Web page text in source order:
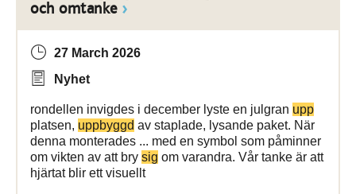
och omtanke
27 March 2026
Nyhet
rondellen invigdes i december lyste en julgran upp
platsen, uppbyggd av staplade, lysande paket. När
denna monterades ... med en symbol som påminner
om vikten av att bry sig om varandra. Vår tanke är att
hjärtat blir ett visuellt